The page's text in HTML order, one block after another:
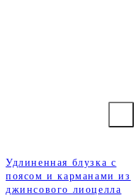
Удлиненная блузка с
поясом и карманами из
джинсового лиоцелла